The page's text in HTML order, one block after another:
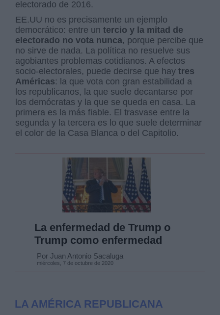
electorado de 2016.
EE.UU no es precisamente un ejemplo
democrático: entre untercio y la mitad de
electorado no vota nunca, porque percibe que
no sirve de nada. La política no resuelve sus
agobiantes problemas cotidianos. A efectos
socio-electorales, puede decirse que haytres
Américas: la que vota con gran estabilidad a
los republicanos, la que suele decantarse por
los demócratas y la que se queda en casa. La
primera es la más fiable. El trasvase entre la
segunda y la tercera es lo que suele determinar
el color de la Casa Blanca o del Capitolio.
La enfermedad de Trump o
Trump como enfermedad
Por Juan Antonio Sacaluga
miércoles, 7 de octubre de 2020
LA AMÉRICA REPUBLICANA